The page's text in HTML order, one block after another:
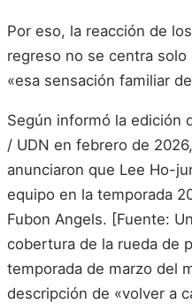
Por eso, la reacción de
regreso no se centra
«esa sensación familiar
Según informó la edición
/ UDN en febrero de
anunciaron que Lee Ho-
equipo en la temporada
Fubon Angels. [Fuente:
cobertura de la rueda de
temporada de marzo del
descripción de «volver a